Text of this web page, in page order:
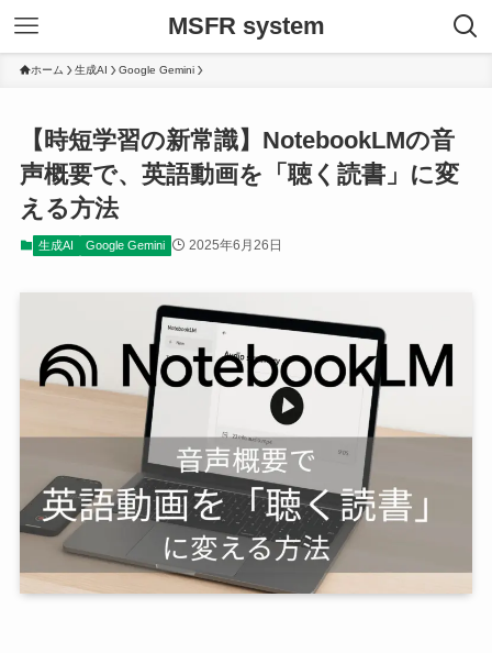
MSFR system
ホーム 生成AI Google Gemini
【時短学習の新常識】NotebookLMの音
声概要で、英語動画を「聴く読書」に変
える方法
生成AI Google Gemini 2025年6月26日